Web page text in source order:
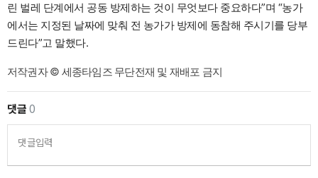
린 벌레 단계에서 공동 방제하는 것이 무엇보다 중요하다”며 “농가
에서는 지정된 날짜에 맞춰 전 농가가 방제에 동참해 주시기를 당부
드린다”고 말했다.
저작권자 © 세종타임즈 무단전재 및 재배포 금지
댓글0
댓글입력